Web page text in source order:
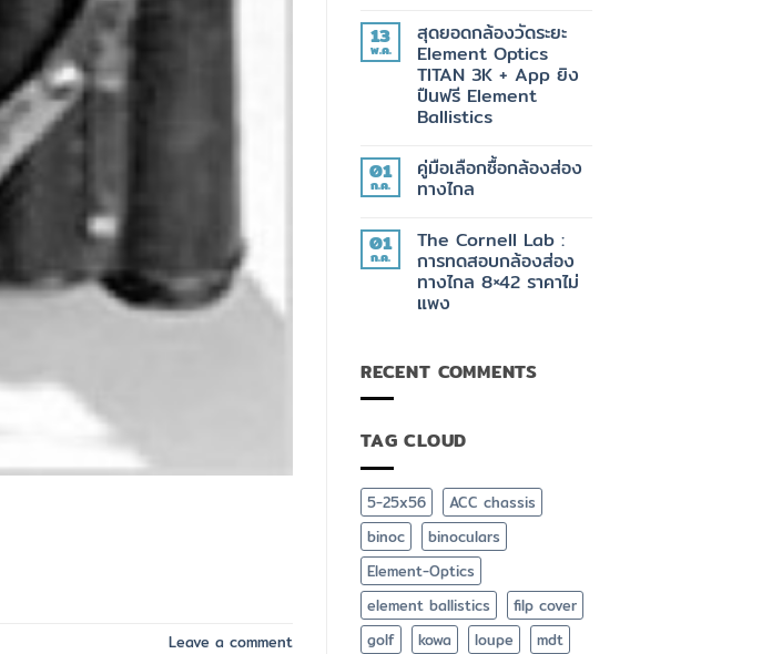
Leave a comment
เครื่อง
วัด
ลม
และ
สภาพ
อากาศ
Vortex
เห็น
บน
กีฬา
การ
แข่งขัน
ยิง
ปืน
ของ
ที่
มัน
13
พ.ค.
สุดยอดกล้องวัดระยะ
Element Optics
TITAN 3K + App ยิง
ปืนฟรี Element
Ballistics
ความ
เห็น
บน
สุด
วัด
ระยะ
Element
Optics
TITAN
3K
ปืน
ฟรี
01
ก.ค.
คู่มือเลือกซื้อกล้องส่อง
ทางไกล
เห็น
บน
คู่มือ
เลือก
ซื้อ
กล้อง
01
ก.ค.
The Cornell Lab :
การทดสอบกล้องส่อง
ทางไกล 8×42 ราคาไม่
แพง
บน
The
การ
ส่อง
ทาง
ไกล
8×42
ราคา
ไม่
แพง
RECENT COMMENTS
TAG CLOUD
5-25x56
ACC chassis
binoc
binoculars
Element-Optics
element ballistics
filp cover
golf
kowa loupe
mdt